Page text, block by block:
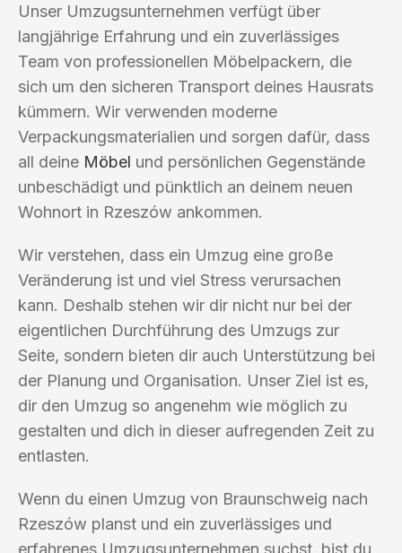
Unser Umzugsunternehmen verfügt über
langjährige Erfahrung und ein zuverlässiges
Team von professionellen Möbelpackern, die
sich um den sicheren Transport deines Hausrats
kümmern. Wir verwenden moderne
Verpackungsmaterialien und sorgen dafür, dass
all deine Möbel und persönlichen Gegenstände
unbeschädigt und pünktlich an deinem neuen
Wohnort in Rzeszów ankommen.
Wir verstehen, dass ein Umzug eine große
Veränderung ist und viel Stress verursachen
kann. Deshalb stehen wir dir nicht nur bei der
eigentlichen Durchführung des Umzugs zur
Seite, sondern bieten dir auch Unterstützung bei
der Planung und Organisation. Unser Ziel ist es,
dir den Umzug so angenehm wie möglich zu
gestalten und dich in dieser aufregenden Zeit zu
entlasten.
Wenn du einen Umzug von Braunschweig nach
Rzeszów planst und ein zuverlässiges und
erfahrenes Umzugsunternehmen suchst, bist du